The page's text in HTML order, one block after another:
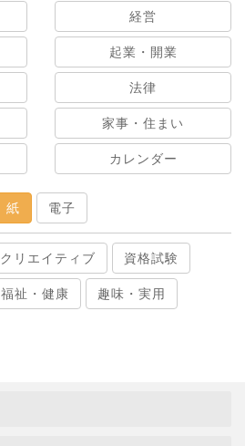
経営
起業・開業
法律
家事・住まい
カレンダー
紙 電子
クリエイティブ 資格試験
福祉・健康 趣味・実用